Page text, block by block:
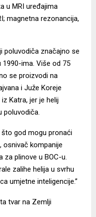
u MRI uređajima
magnetna rezonancija,
poluvodiča značajno se
ima. Više od 75
se proizvodi na
i Juže Koreje
Katra, jer je helij
poluvodiča.
što god mogu pronaći
osnivač kompanije
za plinove u BOC-u.
zalihe helija u svrhu
umjetne inteligencije.”
tvar na Zemlji